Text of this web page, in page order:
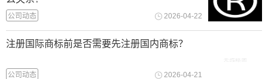
2026-04-22
公司动态
注册国际商标前是否需要先注册国内商标？
2026-04-21
公司动态